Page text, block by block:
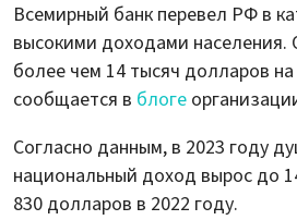
Всемирный банк перевел РФ в
высокими доходами населения.
более чем 14 тысяч долларов
сообщается в блоге
Согласно данным, в 2023 году
национальный доход вырос до
830 долларов в 2022 году.